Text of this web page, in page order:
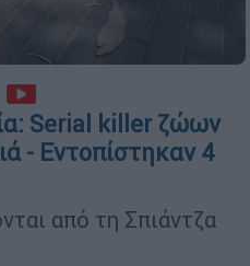
Serial killer ζώων
- Εντοπίστηκαν 4
από τη Σπιάντζα